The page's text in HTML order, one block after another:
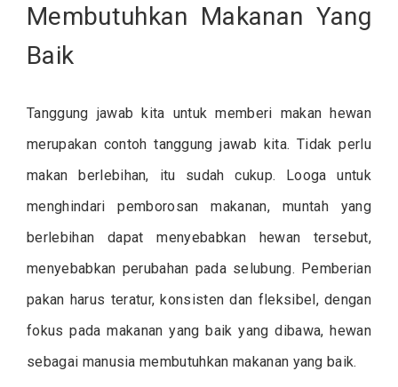
Membutuhkan Makanan Yang
Baik
Tanggung jawab kita untuk memberi makan hewan
merupakan contoh tanggung jawab kita. Tidak perlu
makan berlebihan, itu sudah cukup. Looga untuk
menghindari pemborosan makanan, muntah yang
berlebihan dapat menyebabkan hewan tersebut,
menyebabkan perubahan pada selubung. Pemberian
pakan harus teratur, konsisten dan fleksibel, dengan
fokus pada makanan yang baik yang dibawa, hewan
sebagai manusia membutuhkan makanan yang baik.